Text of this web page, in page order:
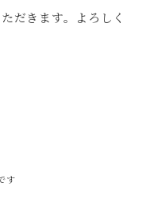
だきます。よろしく
す